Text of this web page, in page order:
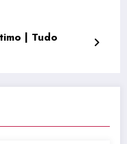
| Tudo